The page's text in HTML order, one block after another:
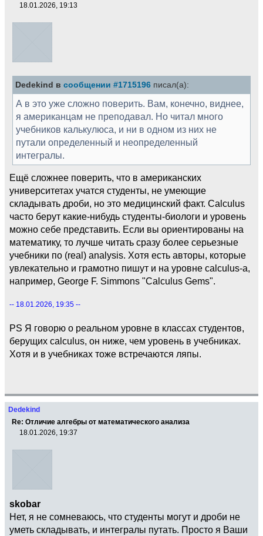
18.01.2026, 19:13
Dedekind в сообщении #1715196 писал(а):
А в это уже сложно поверить. Вам, конечно, виднее,
я американцам не преподавал. Но читал много
учебников калькулюса, и ни в одном из них не
путали определенный и неопределенный
интегралы.
Ещё сложнее поверить, что в американских
университетах учатся студенты, не умеющие
складывать дроби, но это медицинский факт. Calculus
часто берут какие-нибудь студенты-биологи и уровень
можно себе представить. Если вы ориентированы на
математику, то лучше читать сразу более серьезные
учебники по (real) analysis. Хотя есть авторы, которые
увлекательно и грамотно пишут и на уровне calculus-a,
например, George F. Simmons "Calculus Gems".
-- 18.01.2026, 19:35 --
PS Я говорю о реальном уровне в классах студентов,
берущих calculus, он ниже, чем уровень в учебниках.
Хотя и в учебниках тоже встречаются ляпы.
Dedekind
Re: Отличие алгебры от математического анализа
18.01.2026, 19:37
skobar
Нет, я не сомневаюсь, что студенты могут и дроби не
уметь складывать, и интегралы путать. Просто я Ваши